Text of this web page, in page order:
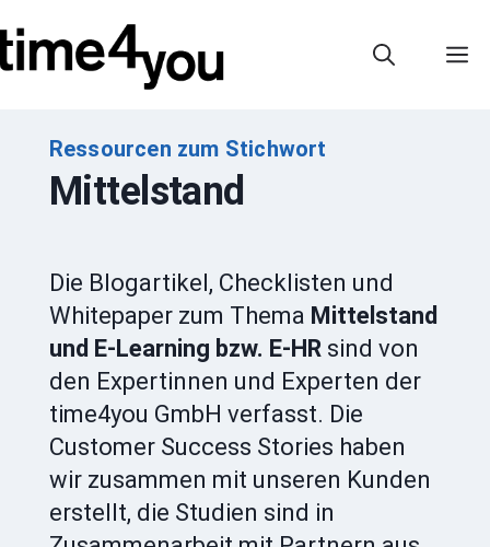
Inhalt
springen
Ressourcen zum Stichwort
Mittelstand
Die Blogartikel, Checklisten und
Whitepaper zum Thema Mittelstand
und E-Learning bzw. E-HR sind von
den Expertinnen und Experten der
time4you GmbH verfasst. Die
Customer Success Stories haben
wir zusammen mit unseren Kunden
erstellt, die Studien sind in